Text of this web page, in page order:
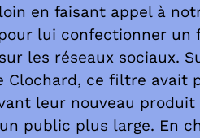
en faisant appel à
lui confectionner
les réseaux sociaux.
Clochard, ce filtre avait
leur nouveau produit
public plus large. En